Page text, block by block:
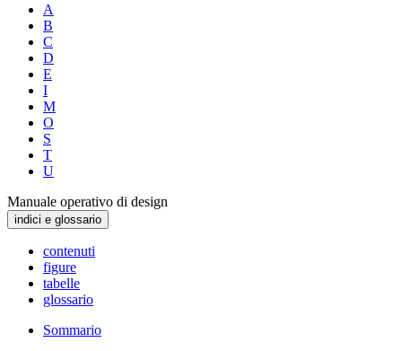
A
B
C
D
E
I
M
O
S
T
U
Manuale operativo di design
indici e glossario
contenuti
figure
tabelle
glossario
Sommario